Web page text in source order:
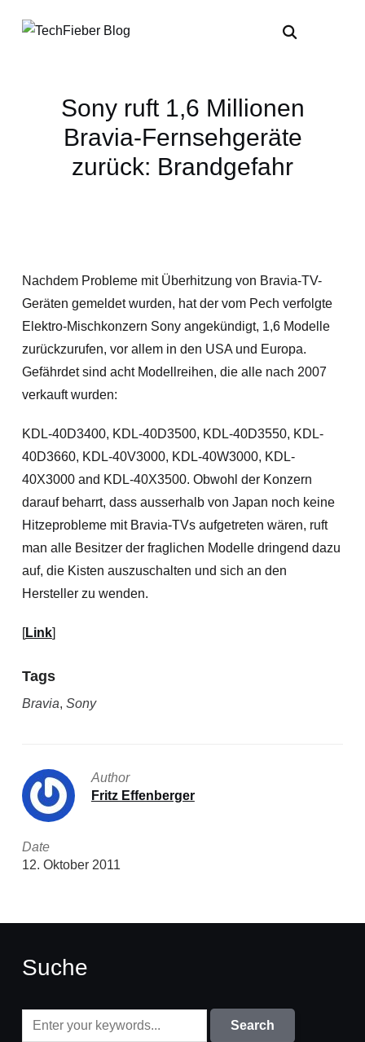
Sony ruft 1,6 Millionen
Bravia-Fernsehgeräte
zurück: Brandgefahr
Nachdem Probleme mit Überhitzung von Bravia-TV-
Geräten gemeldet wurden, hat der vom Pech verfolgte
Elektro-Mischkonzern Sony angekündigt, 1,6 Modelle
zurückzurufen, vor allem in den USA und Europa.
Gefährdet sind acht Modellreihen, die alle nach 2007
verkauft wurden:
KDL-40D3400, KDL-40D3500, KDL-40D3550, KDL-
40D3660, KDL-40V3000, KDL-40W3000, KDL-
40X3000 and KDL-40X3500. Obwohl der Konzern
darauf beharrt, dass ausserhalb von Japan noch keine
Hitzeprobleme mit Bravia-TVs aufgetreten wären, ruft
man alle Besitzer der fraglichen Modelle dringend dazu
auf, die Kisten auszuschalten und sich an den
Hersteller zu wenden.
[Link]
Tags
Bravia, Sony
Author
Fritz Effenberger
Date
12. Oktober 2011
Suche